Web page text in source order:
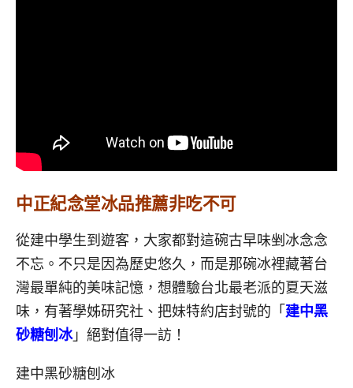
中正紀念堂冰品推薦非吃不可
從建中學生到遊客，大家都對這碗古早味剉冰念念
不忘。不只是因為歷史悠久，而是那碗冰裡藏著台
灣最單純的美味記憶，想體驗台北最老派的夏天滋
味，有著學姊研究社、把妹特約店封號的「 建中黑
砂糖刨冰」絕對值得一訪！
建中黑砂糖刨冰